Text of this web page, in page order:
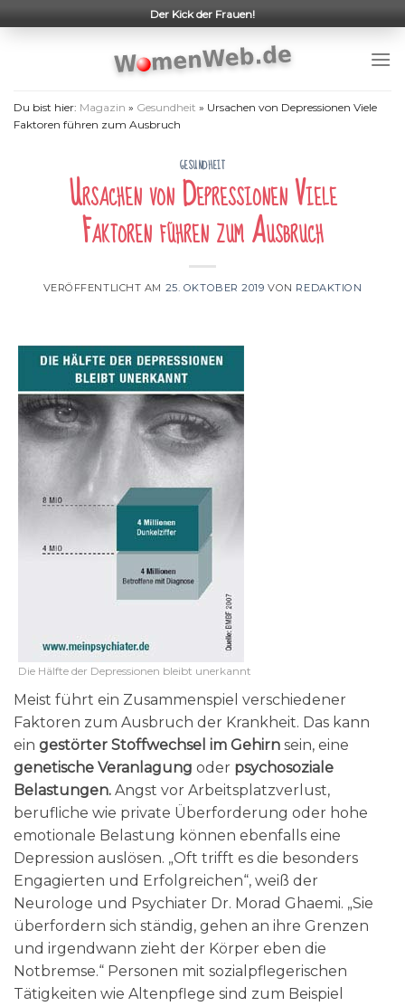
to
Der Kick der Frauen!
Du bist hier: Magazin » Gesundheit » Ursachen von Depressionen Viele
Faktoren führen zum Ausbruch
GESUNDHEIT
Ursachen von Depressionen Viele
Faktoren führen zum Ausbruch
VERÖFFENTLICHT AM 25. OKTOBER 2019 VON REDAKTION
Die Hälfte der Depressionen bleibt unerkannt
Meist führt ein Zusammenspiel verschiedener
Faktoren zum Ausbruch der Krankheit. Das kann
ein gestörter Stoffwechsel im Gehirn sein, eine
genetische Veranlagung oder psychosoziale
Belastungen. Angst vor Arbeitsplatzverlust,
berufliche wie private Überforderung oder hohe
emotionale Belastung können ebenfalls eine
Depression auslösen. „Oft trifft es die besonders
Engagierten und Erfolgreichen“, weiß der
Neurologe und Psychiater Dr. Morad Ghaemi. „Sie
überfordern sich ständig, gehen an ihre Grenzen
und irgendwann zieht der Körper eben die
Notbremse.“ Personen mit sozialpflegerischen
Tätigkeiten wie Altenpflege sind zum Beispiel